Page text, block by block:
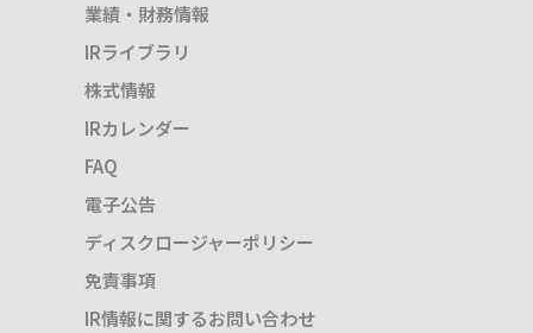
業績・財務情報
IRライブラリ
株式情報
IRカレンダー
FAQ
電子公告
ディスクロージャーポリシー
免責事項
IR情報に関するお問い合わせ